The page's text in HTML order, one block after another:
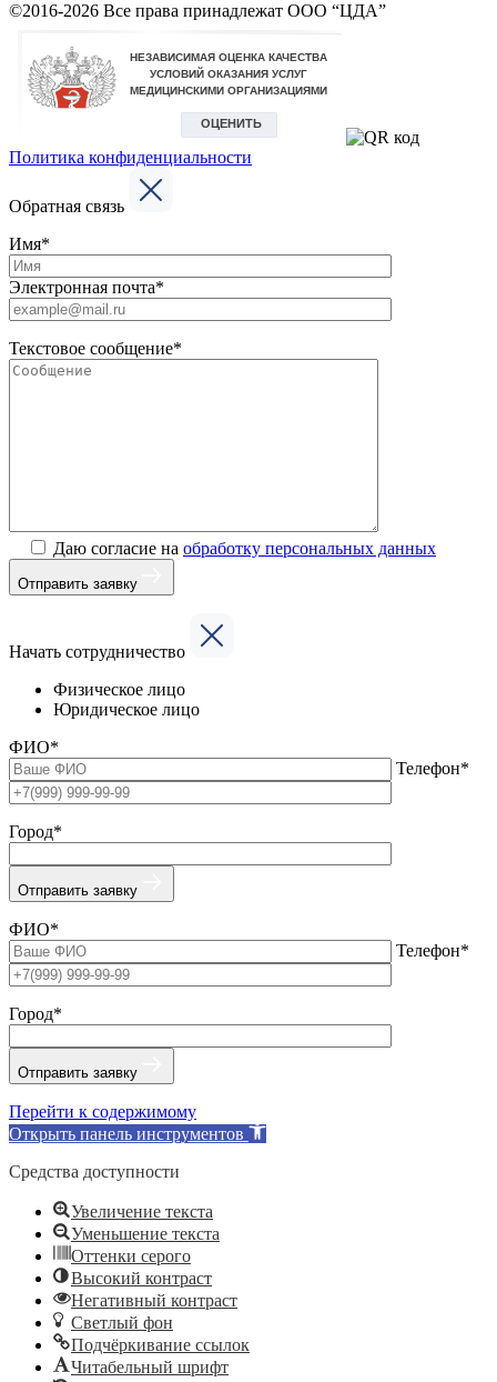
©2016-2026 Все права принадлежат ООО “ЦДА”
Политика конфиденциальности
Обратная связь
Имя*
Электронная почта*
Текстовое сообщение*
Даю согласие на обработку персональных данных
Отправить заявку
Начать сотрудничество
Физическое лицо
Юридическое лицо
ФИО*
Телефон*
Город*
Отправить заявку
ФИО*
Телефон*
Город*
Отправить заявку
Перейти к содержимому
Открыть панель инструментов
Средства доступности
Увеличение текста
Уменьшение текста
Оттенки серого
Высокий контраст
Негативный контраст
Светлый фон
Подчёркивание ссылок
Читабельный шрифт